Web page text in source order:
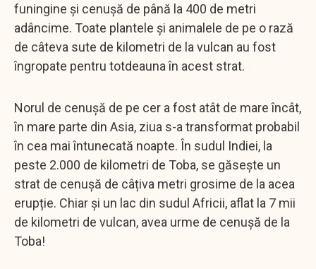
funingine și cenușă de până la 400 de metri
adâncime. Toate plantele și animalele de pe o rază
de câteva sute de kilometri de la vulcan au fost
îngropate pentru totdeauna în acest strat.
Norul de cenușă de pe cer a fost atât de mare încât,
în mare parte din Asia, ziua s-a transformat probabil
în cea mai întunecată noapte. În sudul Indiei, la
peste 2.000 de kilometri de Toba, se găsește un
strat de cenușă de câțiva metri grosime de la acea
erupție. Chiar și un lac din sudul Africii, aflat la 7 mii
de kilometri de vulcan, avea urme de cenușă de la
Toba!